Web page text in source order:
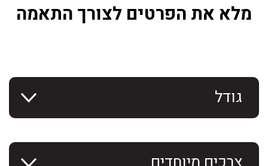
מלא את הפרטים לצורך התאמה